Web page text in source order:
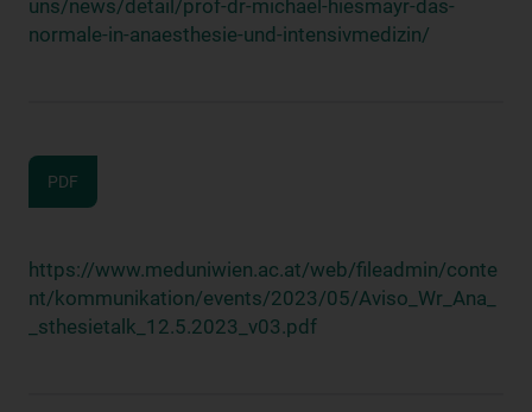
uns/news/detail/prof-dr-michael-hiesmayr-das-
normale-in-anaesthesie-und-intensivmedizin/
PDF
https://www.meduniwien.ac.at/web/fileadmin/conte
nt/kommunikation/events/2023/05/Aviso_Wr_Ana_
_sthesietalk_12.5.2023_v03.pdf